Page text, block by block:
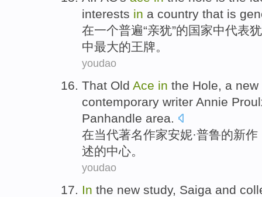
interests in a country that is
在一个普遍“亲犹”的国家中代表
中最大的王牌。
youdao
That Old Ace in the Hole, a
contemporary writer Annie
Panhandle area.
在当代著名作家安妮·普鲁的新作
述的中心。
youdao
In the new study, Saiga and